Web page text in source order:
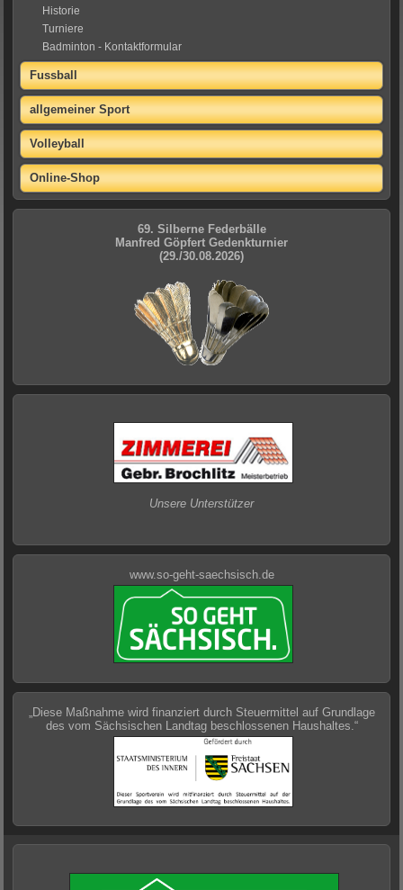
Historie
Turniere
Badminton - Kontaktformular
Fussball
allgemeiner Sport
Volleyball
Online-Shop
69. Silberne Federbälle
Manfred Göpfert Gedenkturnier
(29./30.08.2026)
Unsere Unterstützer
www.so-geht-saechsisch.de
„Diese Maßnahme wird finanziert durch Steuermittel auf Grundlage
des vom Sächsischen Landtag beschlossenen Haushaltes.“